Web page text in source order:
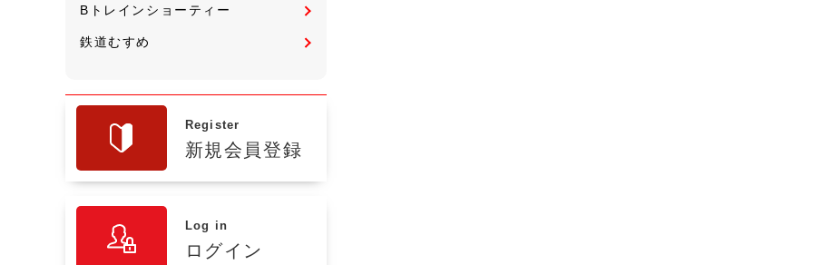
Bトレインショーティー
鉄道むすめ
Register
新規会員登録
Log in
ログイン